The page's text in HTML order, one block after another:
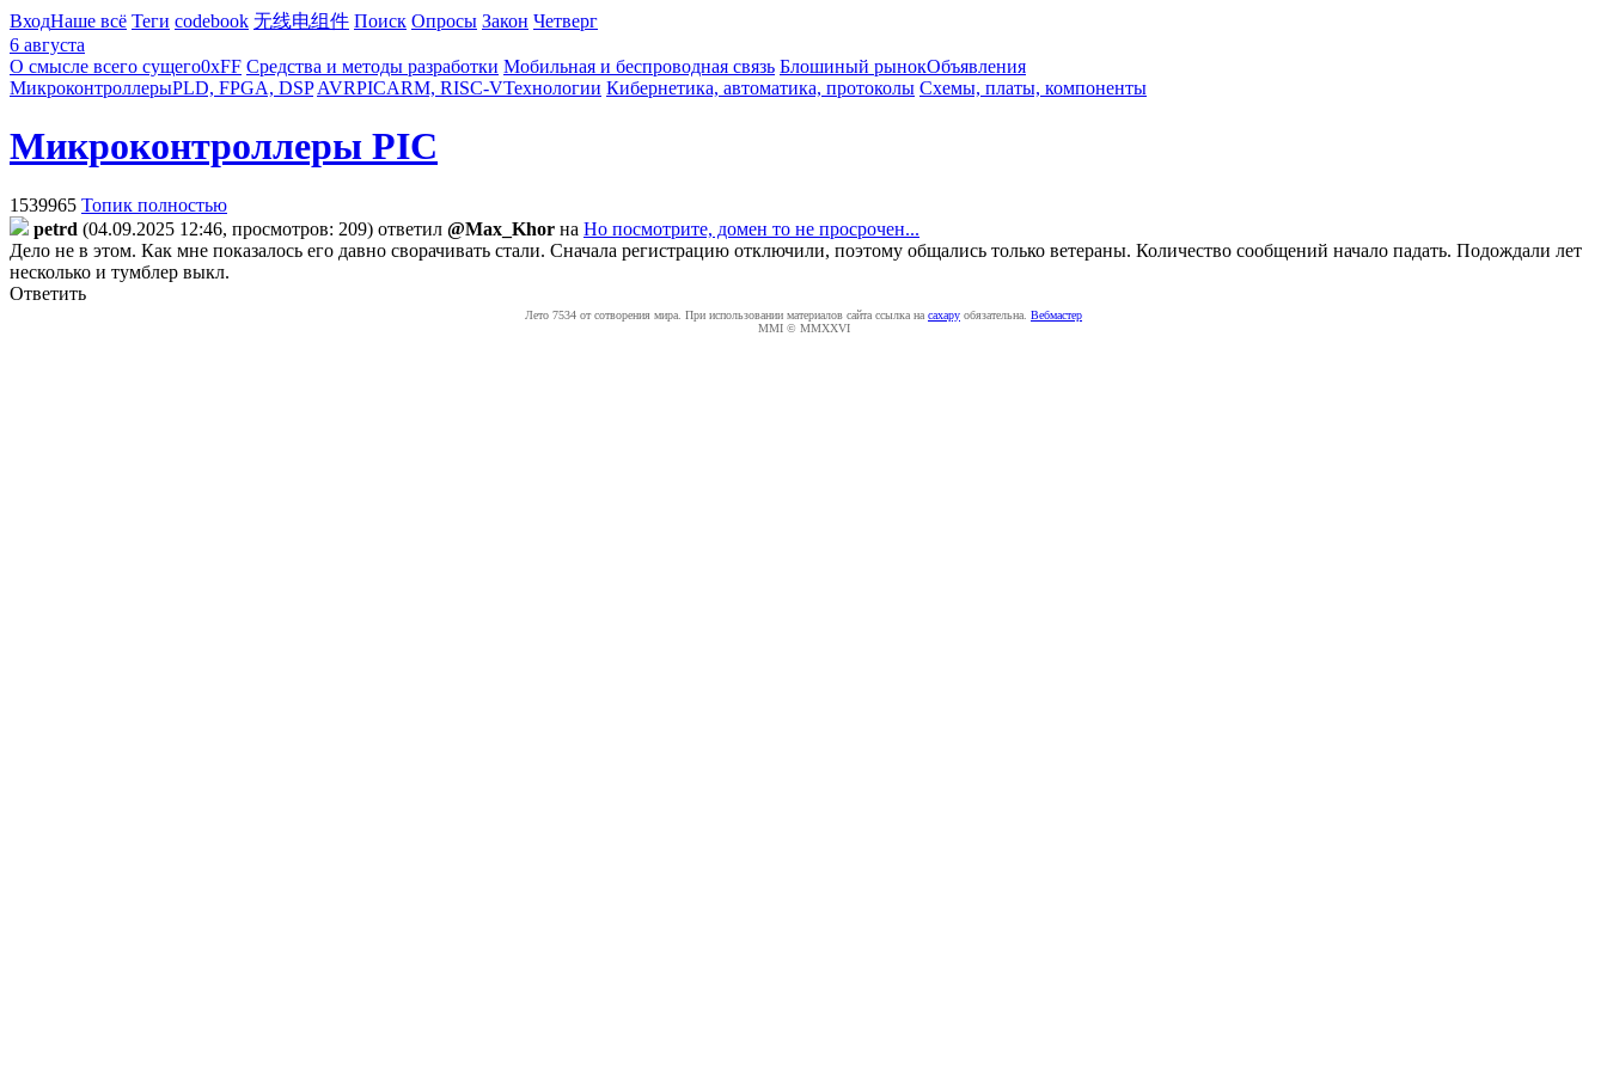
ВходНаше всё Теги codebook 无线电组件 Поиск Опросы Закон Четверг
6 августа
О смысле всего сущего0xFF Средства и методы разработки Мобильная и беспроводная связь Блошиный рынокОбъявления
МикроконтроллерыPLD, FPGA, DSP AVRPICARM, RISC-VТехнологии Кибернетика, автоматика, протоколы Схемы, платы, компоненты
Микроконтроллеры PIC
1539965 Топик полностью
petrd (04.09.2025 12:46, просмотров: 209) ответил @Max_Khor на Но посмотрите, домен то не просрочен...
Дело не в этом. Как мне показалось его давно сворачивать стали. Сначала регистрацию отключили, поэтому общались только ветераны. Количество сообщений начало падать. Подождали лет
несколько и тумблер выкл.
Ответить
Лето 7534 от сотворения мира. При использовании материалов сайта ссылка на caxapу обязательна. Вебмастер
MMI © MMXXVI